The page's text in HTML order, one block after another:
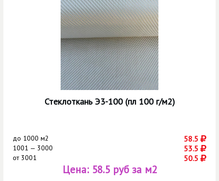
Стеклоткань Э3-100 (пл 100 г/м2)
до 1000 м2 58.5
1001 — 3000 53.5
от3001 50.5
Цена: 58.5 руб за м2